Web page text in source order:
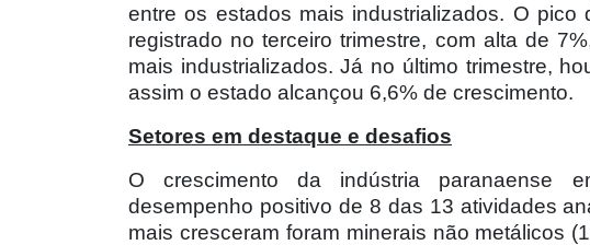
entre os estados mais industrializados. O
registrado no terceiro trimestre, com alta de
mais industrializados. Já no último trimestre,
assim o estado alcançou 6,6% de crescimento.
Setores em destaque e desafios
O crescimento da indústria paranaense
desempenho positivo de 8 das 13 atividades
mais cresceram foram minerais não metálicos